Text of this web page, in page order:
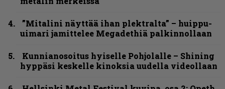
”Mitalini näyttää ihan plektralta” – huippu-
uimari jamittelee Megadethiä palkinnollaan
Kunnianosoitus hyiselle Pohjolalle – Shining
hyppäsi keskelle kinoksia uudella videollaan